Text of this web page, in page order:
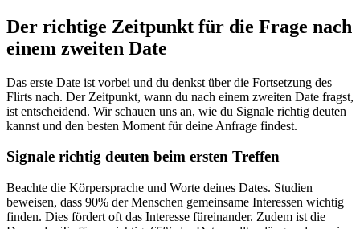
Der richtige Zeitpunkt für die Frage nach
einem zweiten Date
Das erste Date ist vorbei und du denkst über die Fortsetzung des
Flirts nach. Der Zeitpunkt, wann du nach einem zweiten Date fragst,
ist entscheidend. Wir schauen uns an, wie du Signale richtig deuten
kannst und den besten Moment für deine Anfrage findest.
Signale richtig deuten beim ersten Treffen
Beachte die Körpersprache und Worte deines Dates. Studien
beweisen, dass 90% der Menschen gemeinsame Interessen wichtig
finden. Dies fördert oft das Interesse füreinander. Zudem ist die